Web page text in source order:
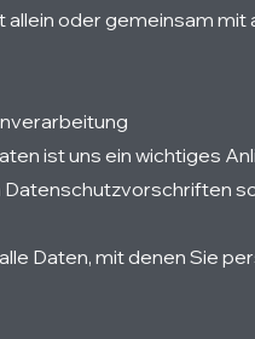
oder gemeinsam
ist uns ein wichtiges
Daten, mit denen Sie